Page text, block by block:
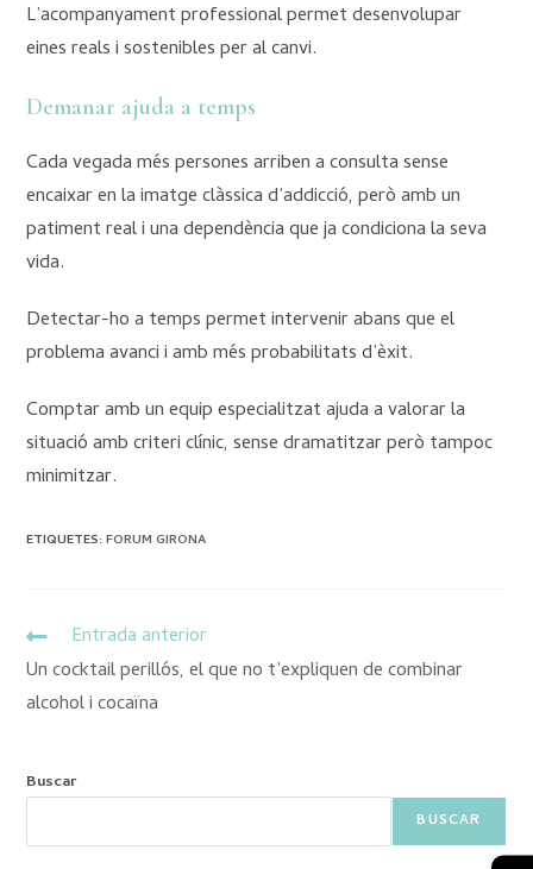
L’acompanyament professional permet desenvolupar
eines reals i sostenibles per al canvi.
Demanar ajuda a temps
Cada vegada més persones arriben a consulta sense
encaixar en la imatge clàssica d’addicció, però amb un
patiment real i una dependència que ja condiciona la seva
vida.
Detectar-ho a temps permet intervenir abans que el
problema avanci i amb més probabilitats d’èxit.
Comptar amb un equip especialitzat ajuda a valorar la
situació amb criteri clínic, sense dramatitzar però tampoc
minimitzar.
ETIQUETES:FORUM GIRONA
Entrada anterior
Un cocktail perillós, el que no t’expliquen de combinar
alcohol i cocaïna
Buscar
BUSCAR